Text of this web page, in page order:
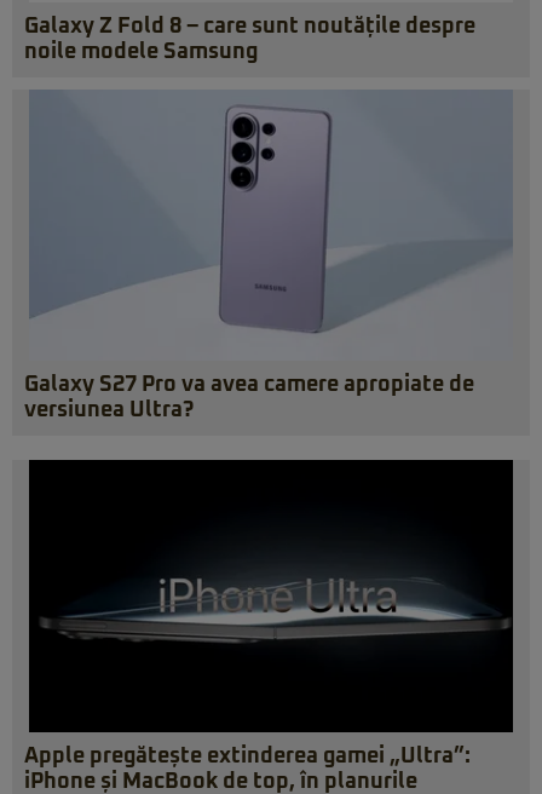
Galaxy Z Fold 8 – care sunt noutățile despre
noile modele Samsung
Galaxy S27 Pro va avea camere apropiate de
versiunea Ultra?
Apple pregătește extinderea gamei „Ultra”:
iPhone și MacBook de top, în planurile